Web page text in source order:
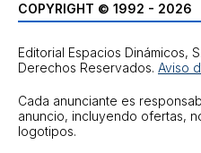
COPYRIGHT © 1992 - 2026
Editorial Espacios Dinámicos,
Derechos Reservados. Aviso
Cada anunciante es
anuncio, incluyendo ofertas,
logotipos.